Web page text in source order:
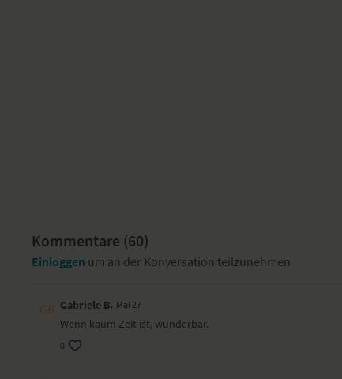
Kommentare (60)
Einloggen um an der Konversation teilzunehmen
Gabriele B. Mai 27
Wenn kaum Zeit ist, wunderbar.
0